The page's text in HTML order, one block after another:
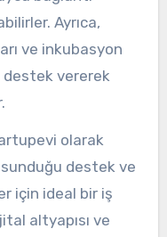
Ayrıca,
ve inkubasyon
destek vererek
olarak
destek ve
için ideal bir iş
altyapısı ve